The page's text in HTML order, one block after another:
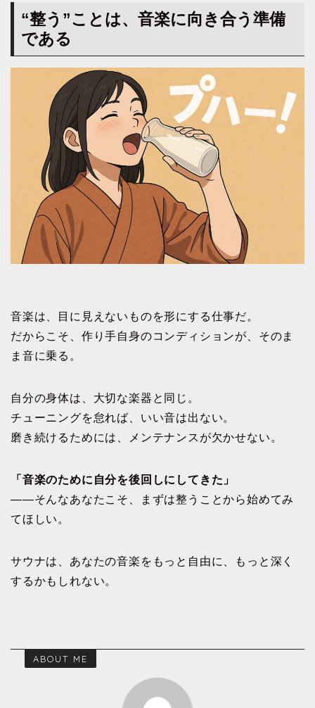
“整う”ことは、音楽に向き合う準備
である
音楽は、目に見えないものを形にする仕事だ。
だからこそ、作り手自身のコンディションが、そのま
ま音に乗る。
自分の身体は、大切な楽器と同じ。
チューニングを怠れば、いい音は出ない。
磨き続けるためには、メンテナンスが欠かせない。
「音楽のために自分を後回しにしてきた」
――そんなあなたこそ、まずは整うことから始めてみ
てほしい。
サウナは、あなたの音楽をもっと自由に、もっと深く
するかもしれない。
ABOUT ME